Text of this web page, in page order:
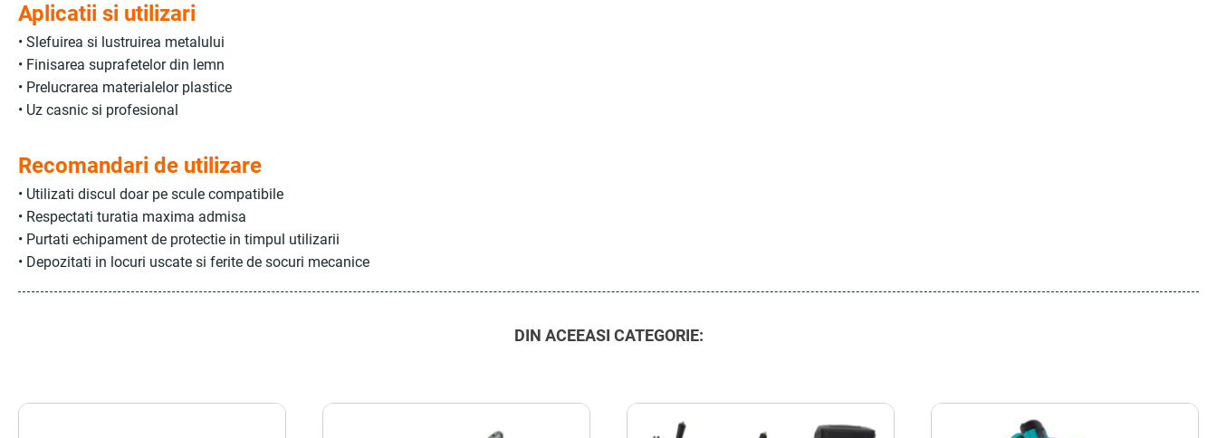
Aplicatii si utilizari
• Slefuirea si lustruirea metalului
• Finisarea suprafetelor din lemn
• Prelucrarea materialelor plastice
• Uz casnic si profesional
Recomandari de utilizare
• Utilizati discul doar pe scule compatibile
• Respectati turatia maxima admisa
• Purtati echipament de protectie in timpul utilizarii
• Depozitati in locuri uscate si ferite de socuri mecanice
DIN ACEEASI CATEGORIE: